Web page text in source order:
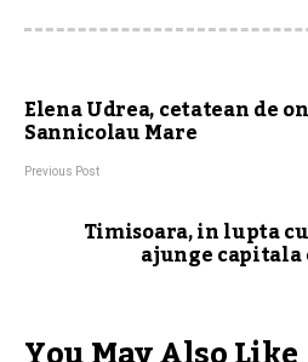
Elena Udrea, cetatean de
Sannicolau Mare
Previous Post
Timisoara, in lupta
ajunge